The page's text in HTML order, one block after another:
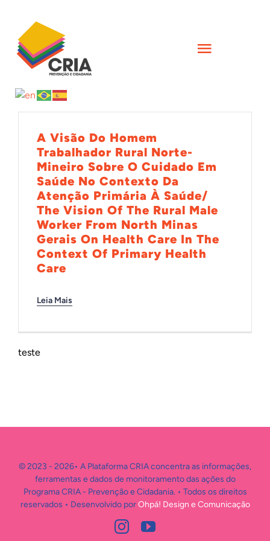
content
Toggle
INÍCIO
QUEM SOMOS
AÇÕES
FORMAÇÕES
CIÊNCIA
BIBLIOTECA
A Visão Do Homem
Trabalhador Rural Norte-
Mineiro Sobre O Cuidado Em
Saúde No Contexto Da
Atenção Primária À Saúde/
The Vision Of The Rural Male
Worker From North Minas
Gerais On Health Care In The
Context Of Primary Health
Care
Leia Mais
teste
© 2023 - 2026• A Plataforma CRIA concentra as informações,
ferramentas e dados de monitoramento das ações do
Programa CRIA - Prevenção e Cidadania. • Todos os direitos
reservados • Desenvolvido porOhpá! Design e Comunicação